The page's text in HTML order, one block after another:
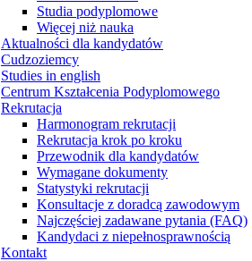
Studia podyplomowe
Więcej niż nauka
Aktualności dla kandydatów
Cudzoziemcy
Studies in english
Centrum Kształcenia Podyplomowego
Rekrutacja
Harmonogram rekrutacji
Rekrutacja krok po kroku
Przewodnik dla kandydatów
Wymagane dokumenty
Statystyki rekrutacji
Konsultacje z doradcą zawodowym
Najczęściej zadawane pytania (FAQ)
Kandydaci z niepełnosprawnością
Kontakt